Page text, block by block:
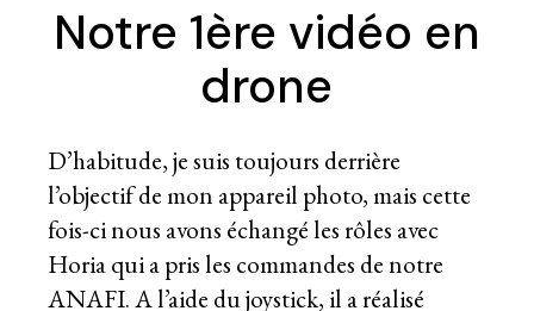
Notre 1ère vidéo en
drone
D’habitude, je suis toujours derrière
l’objectif de mon appareil photo, mais cette
fois-ci nous avons échangé les rôles avec
Horia qui a pris les commandes de notre
ANAFI. A l’aide du joystick, il a réalisé